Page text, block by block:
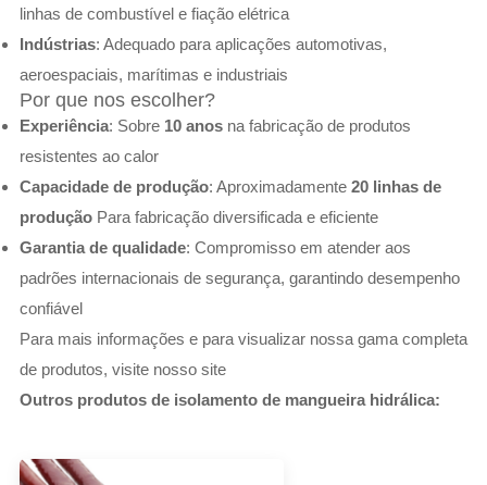
linhas de combustível e fiação elétrica
Indústrias: Adequado para aplicações automotivas,
aeroespaciais, marítimas e industriais
Por que nos escolher?
Experiência: Sobre 10 anosna fabricação de produtos
resistentes ao calor
Capacidade de produção: Aproximadamente 20 linhas de
produçãoPara fabricação diversificada e eficiente
Garantia de qualidade: Compromisso em atender aos
padrões internacionais de segurança, garantindo desempenho
confiável
Para mais informações e para visualizar nossa gama completa
de produtos, visite nosso site
Outros produtos de isolamento de mangueira hidrálica: